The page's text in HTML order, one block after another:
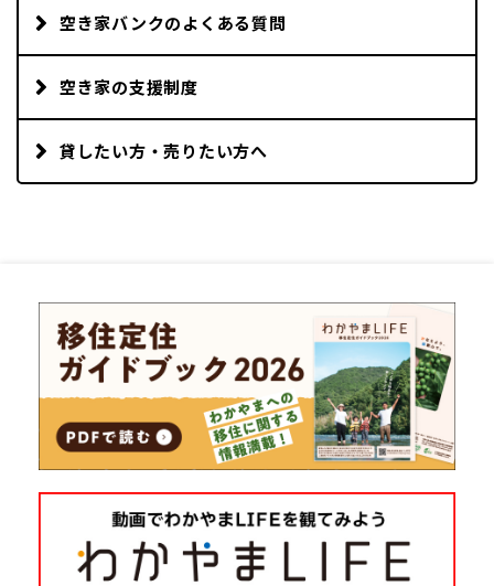
空き家バンクのよくある質問
空き家の支援制度
貸したい方・売りたい方へ